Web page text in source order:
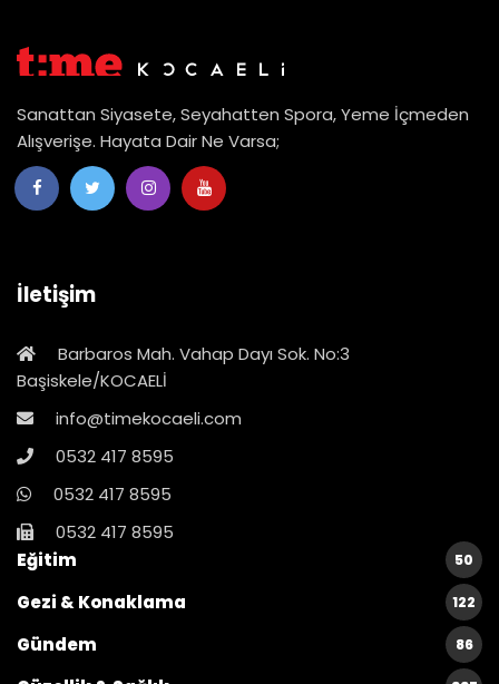
Sanattan Siyasete, Seyahatten Spora, Yeme İçmeden
Alışverişe. Hayata Dair Ne Varsa;
İletişim
Barbaros Mah. Vahap Dayı Sok. No:3
Başiskele/KOCAELİ
info@timekocaeli.com
0532 417 8595
0532 417 8595
0532 417 8595
Eğitim
50
Gezi & Konaklama 122
Gündem 86